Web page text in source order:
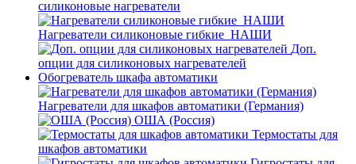
силиконовые нагреватели
Нагреватели силиконовые гибкие_НАШИ
Доп.
опции для силиконовых нагревателей
Обогреватель шкафа автоматики
Нагреватели для шкафов автоматики (Германия)
ОША (Россия)
Термостаты для
шкафов автоматики